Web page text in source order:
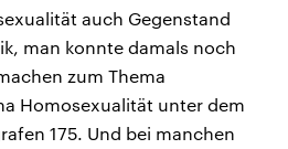
auch Gegenstand
man konnte damals noch
zum Thema
Homosexualität unter dem
175. Und bei manchen